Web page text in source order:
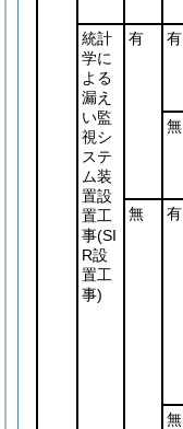
統計
学に
よる
漏え
い監
視シ
ステ
ム装
置設
置工
事(SI
R設
置工
事)
有 有
無
無 有
無